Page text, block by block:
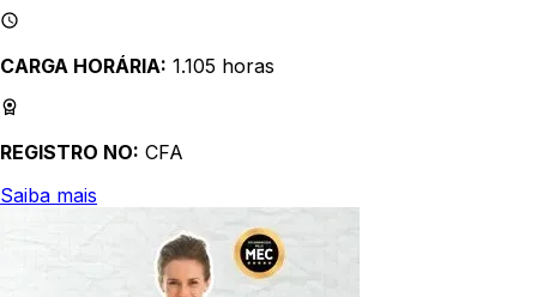
CARGA HORÁRIA: 1.105 horas
REGISTRO NO: CFA
Saiba mais